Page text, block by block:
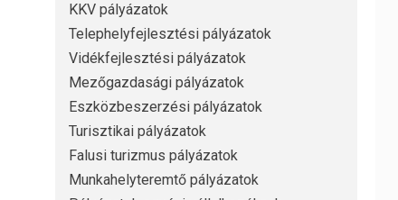
KKV pályázatok
Telephelyfejlesztési pályázatok
Vidékfejlesztési pályázatok
Mezőgazdasági pályázatok
Eszközbeszerzési pályázatok
Turisztikai pályázatok
Falusi turizmus pályázatok
Munkahelyteremtő pályázatok